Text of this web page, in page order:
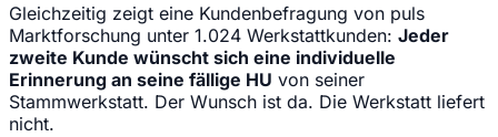
Gleichzeitig zeigt eine Kundenbefragung von puls
Marktforschung unter 1.024 Werkstattkunden: Jeder
zweite Kunde wünscht sich eine individuelle
Erinnerung an seine fällige HU von seiner
Stammwerkstatt. Der Wunsch ist da. Die Werkstatt liefert
nicht.